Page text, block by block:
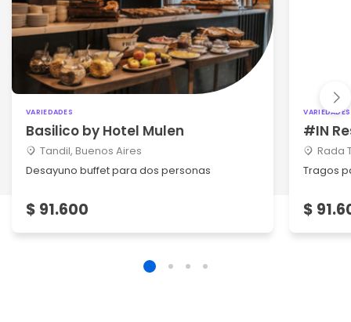
VARIEDADES
Basilico by Hotel Mulen
Tandil, Buenos Aires
Desayuno buffet para dos personas
$ 91.600
VARIEDADES
#IN
Rada
Tragos
$